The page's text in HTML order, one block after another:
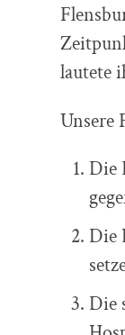
lautete
Unsere
Die
Die
Die